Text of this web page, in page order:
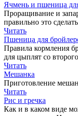
Ячмень и пшеница
Проращивание и
правильно это
Читать
Пшеница для
Правила кормления
для цыплят со
Читать
Мешанка
Приготовление
Читать
Рис и гречка
Как и в каком виде